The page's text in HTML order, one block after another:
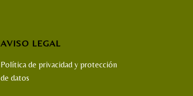
AVISO LEGAL
Política de privacidad y protección
de datos